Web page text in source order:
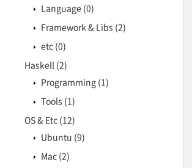
Language (0)
Framework & Libs (2)
etc (0)
Haskell (2)
Programming (1)
Tools (1)
OS & Etc (12)
Ubuntu (9)
Mac (2)